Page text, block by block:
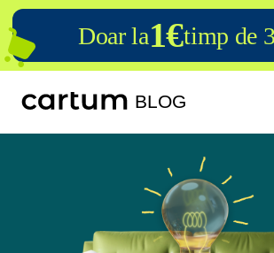
Doar la1€timp de
BLOG